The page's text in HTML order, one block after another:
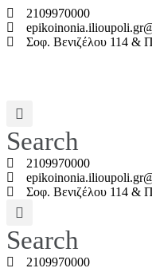
2109970000
Σοφ. Βενιζέλου 114 &
Search
2109970000
Σοφ. Βενιζέλου 114 &
Search
2109970000